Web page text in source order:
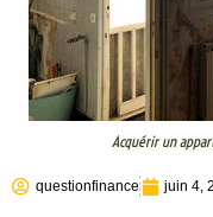
Acquérir un
questionfinance juin 4,